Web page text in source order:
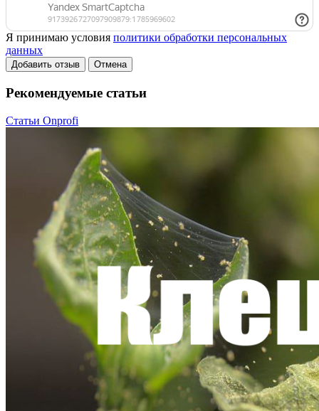
Я принимаю условия политики обработки персональных
данных
Добавить отзыв Отмена
Рекомендуемые статьи
Статьи Onprofi